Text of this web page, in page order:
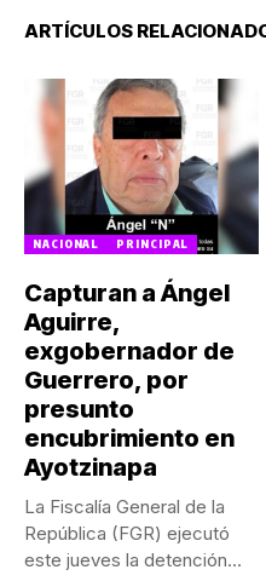
ARTÍCULOS
NACIONAL PRINCIPAL
Capturan a Ángel
Aguirre,
exgobernador de
Guerrero, por
presunto
encubrimiento en
Ayotzinapa
La Fiscalía General de la
República (FGR) ejecutó
este jueves la detención...